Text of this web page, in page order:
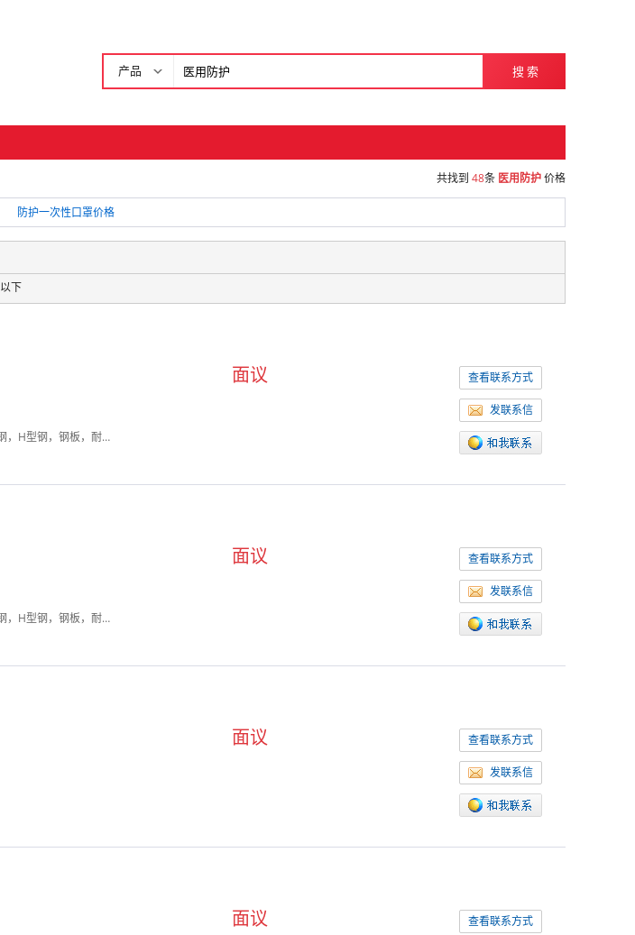
产品 搜 索
共找到 48条 医用防护价格
防护一次性口罩价格
以下
螺旋钢管，无缝钢管，不锈钢管，镀锌钢管，工字钢，角钢，槽钢，H型钢，钢板，耐磨板，耐候板，高强板
查看联系方式
发联系信
面议
螺旋钢管，无缝钢管，不锈钢管，镀锌钢管，工字钢，角钢，槽钢，H型钢，钢板，耐磨板，耐候板，高强板
查看联系方式
发联系信
面议
查看联系方式
发联系信
面议
查看联系方式
面议